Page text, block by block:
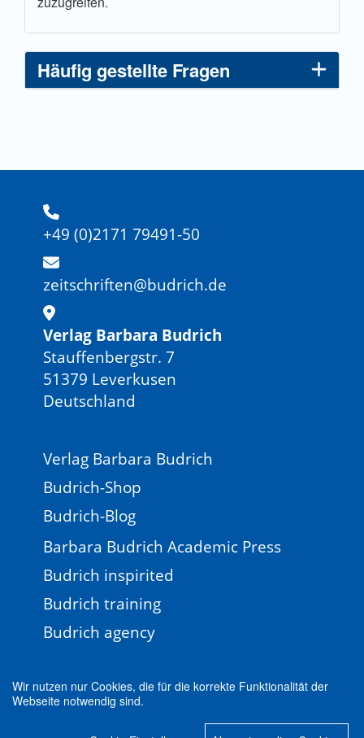
Wir nutzen nur Cookies, die für die korrekte Funktionalität der
Webseite notwendig sind.
Häufig gestellte Fragen
+49 (0)2171 79491-50
zeitschriften@budrich.de
Verlag Barbara Budrich
Stauffenbergstr. 7
51379 Leverkusen
Deutschland
Verlag Barbara Budrich
Budrich-Shop
Budrich-Blog
Barbara Budrich Academic Press
Budrich inspirited
Budrich training
Budrich agency